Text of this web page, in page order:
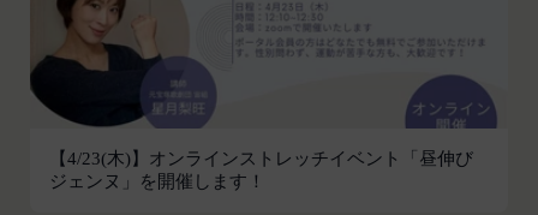
【4/23(木)】オンラインストレッチイベント「昼伸び
ジェンヌ」を開催します！
を利用し、そこで位置情報を提供することを認めた
場合、当社は、お客様の位置情報を取得することが
あります。通常はお客様のブラウザや端末の設定に
より無効にすることができますが、無効にした場合
ことがあります。
「登録情報」
登録希望者及び利用者が会員登録時に登録した当社
が定める情報、本サービス利用中に当社が必要と判
断して登録を求めた情報及びこれらの情報について
いいます。
「アカウント」